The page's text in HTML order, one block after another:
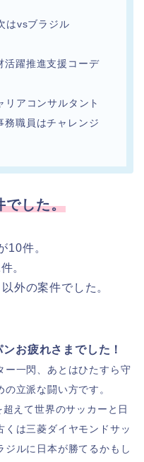
はvsブラジル
活躍推進支援コーデ
アコンサルタント
務職員はチャレンジ
した。
10件。
。
外の案件でした。
お疲れさまでした！
ー一閃、あとはひたすら守
立派な闘い方です。
えて世界のサッカーと日
は三菱ダイヤモンドサッ
ジルに日本が勝てるかもし